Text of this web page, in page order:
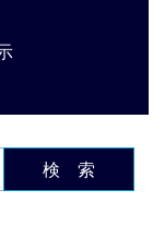
検 索